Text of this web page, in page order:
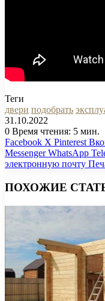
Теги
двери подобрать
31.10.2022
0 Время чтения: 5 мин.
Facebook X Pinterest
Messenger WhatsApp
электронную почту
ПОХОЖИЕ